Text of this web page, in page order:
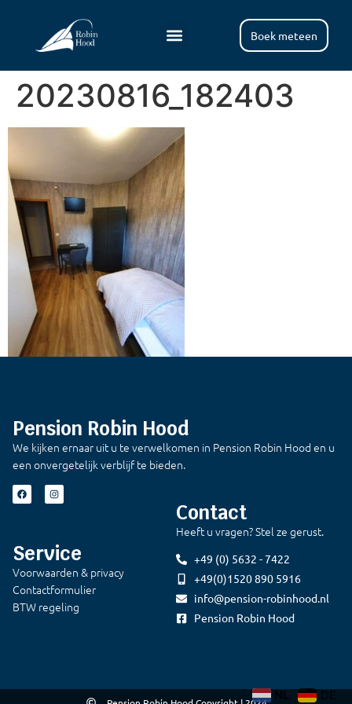
Boek meteen
20230816_182403
Contact
Heeft u vragen? Stel ze gerust.
+49 (0) 5632 - 7422
+49(0)1520 890 5916
info@pension-robinhood.nl
Pension Robin Hood
Service
Voorwaarden & privacy
Contactformulier
BTW regeling
Pension Robin Hood
We kijken ernaar uit u te verwelkomen in Pension Robin Hood en u
een onvergetelijk verblijf te bieden.
NL DE